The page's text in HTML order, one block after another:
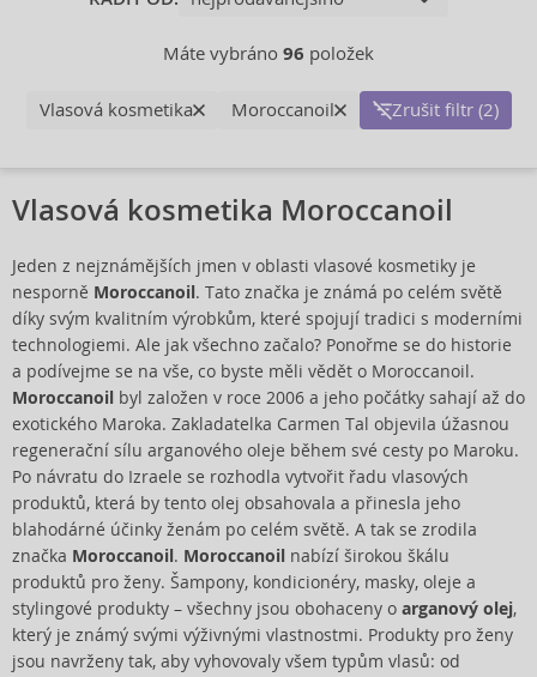
Máte vybráno 96 položek
Vlasová kosmetika Moroccanoil Zrušit filtr (2)
Vlasová kosmetika Moroccanoil
Jeden z nejznámějších jmen v oblasti vlasové kosmetiky je
nesporně Moroccanoil. Tato značka je známá po celém světě
díky svým kvalitním výrobkům, které spojují tradici s moderními
technologiemi. Ale jak všechno začalo? Ponořme se do historie
a podívejme se na vše, co byste měli vědět o Moroccanoil.
Moroccanoil byl založen v roce 2006 a jeho počátky sahají až do
exotického Maroka. Zakladatelka Carmen Tal objevila úžasnou
regenerační sílu arganového oleje během své cesty po Maroku.
Po návratu do Izraele se rozhodla vytvořit řadu vlasových
produktů, která by tento olej obsahovala a přinesla jeho
blahodárné účinky ženám po celém světě. A tak se zrodila
značka Moroccanoil. Moroccanoil nabízí širokou škálu
produktů pro ženy. Šampony, kondicionéry, masky, oleje a
stylingové produkty – všechny jsou obohaceny o arganový olej,
který je známý svými výživnými vlastnostmi. Produkty pro ženy
jsou navrženy tak, aby vyhovovaly všem typům vlasů: od